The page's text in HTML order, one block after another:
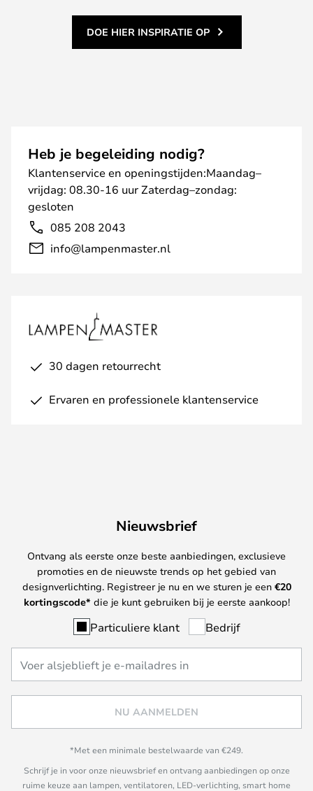
DOE HIER INSPIRATIE OP
Heb je begeleiding nodig?
Klantenservice en openingstijden:Maandag–
vrijdag: 08.30-16 uur Zaterdag–zondag:
gesloten
085 208 2043
info@lampenmaster.nl
30 dagen retourrecht
Ervaren en professionele klantenservice
Nieuwsbrief
Ontvang als eerste onze beste aanbiedingen, exclusieve
promoties en de nieuwste trends op het gebied van
designverlichting. Registreer je nu en we sturen je een €20
kortingscode* die je kunt gebruiken bij je eerste aankoop!
Particuliere klant Bedrijf
NU AANMELDEN
*Met een minimale bestelwaarde van €249.
Schrijf je in voor onze nieuwsbrief en ontvang aanbiedingen op onze
ruime keuze aan lampen, ventilatoren, LED-verlichting, smart home